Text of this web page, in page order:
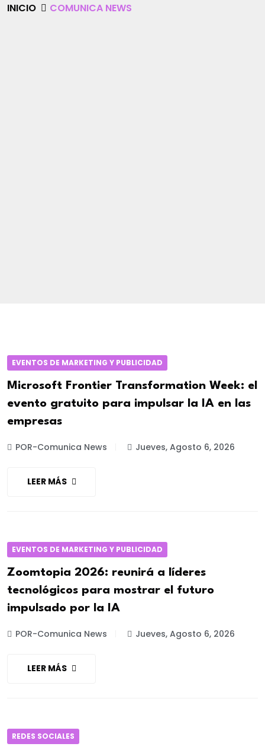
INICIO COMUNICA NEWS
EVENTOS DE MARKETING Y PUBLICIDAD
Microsoft Frontier Transformation Week: el
evento gratuito para impulsar la IA en las
empresas
POR-Comunica News Jueves, Agosto 6, 2026
LEER MÁS
EVENTOS DE MARKETING Y PUBLICIDAD
Zoomtopia 2026: reunirá a líderes
tecnológicos para mostrar el futuro
impulsado por la IA
POR-Comunica News Jueves, Agosto 6, 2026
LEER MÁS
REDES SOCIALES